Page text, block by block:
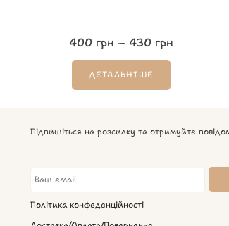
400 грн – 430 грн
ДЕТАЛЬНІШЕ
Підпишіться на розсилку та отримуйте
Політика конфеденційності